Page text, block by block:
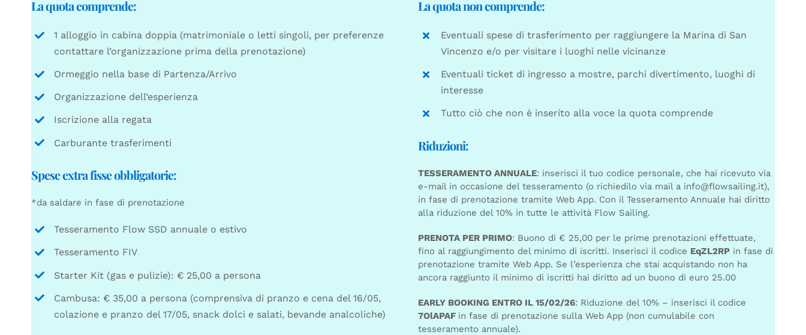
La quota comprende:
1 alloggio in cabina doppia (matrimoniale o letti singoli, per preferenze
contattare l’organizzazione prima della prenotazione)
Ormeggio nella base di Partenza/Arrivo
Organizzazione dell’esperienza
Iscrizione alla regata
Carburante trasferimenti
Spese extra fisse obbligatorie:
*da saldare in fase di prenotazione
Tesseramento Flow SSD annuale o estivo
Tesseramento FIV
Starter Kit (gas e pulizie): € 25,00 a persona
Cambusa: € 35,00 a persona (comprensiva di pranzo e cena del 16/05,
colazione e pranzo del 17/05, snack dolci e salati, bevande analcoliche)
La quota non comprende:
Eventuali spese di trasferimento per raggiungere la Marina di San
Vincenzo e/o per visitare i luoghi nelle vicinanze
Eventuali ticket di ingresso a mostre, parchi divertimento, luoghi di
interesse
Tutto ciò che non è inserito alla voce la quota comprende
Riduzioni:
TESSERAMENTO ANNUALE: inserisci il tuo codice personale, che hai ricevuto via
e-mail in occasione del tesseramento (o richiedilo via mail a info@flowsailing.it),
in fase di prenotazione tramite Web App. Con il Tesseramento Annuale hai diritto
alla riduzione del 10% in tutte le attività Flow Sailing.
PRENOTA PER PRIMO: Buono di € 25,00 per le prime prenotazioni effettuate,
fino al raggiungimento del minimo di iscritti. Inserisci il codice EqZL2RPin fase di
prenotazione tramite Web App. Se l’esperienza che stai acquistando non ha
ancora raggiunto il minimo di iscritti hai diritto ad un buono di euro 25.00
EARLY BOOKING ENTRO IL 15/02/26: Riduzione del 10% – inserisci il codice
7OlAPAF in fase di prenotazione sulla Web App (non cumulabile con
tesseramento annuale).